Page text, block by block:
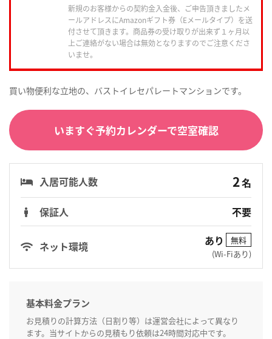
新規のお客様からの契約金入金後、ご申告頂きましたメ
ールアドレスにAmazonギフト券（Eメールタイプ）を送
付させて頂きます。商品券の受け取りが出来ず１ヶ月以
上ご連絡がない場合は無効となりますのでご注意くださ
いませ。
買い物便利な立地の、バストイレセパレートマンションです。
いますぐ予約カレンダーで空室確認
入居可能人数 2名
保証人
不要
ネット環境 あり
無料
(Wi-Fiあり)
基本料金プラン
お見積りの計算方法（日割り等）は運営会社によって異なり
ます。当サイトからの見積もり依頼は24時間対応中です。